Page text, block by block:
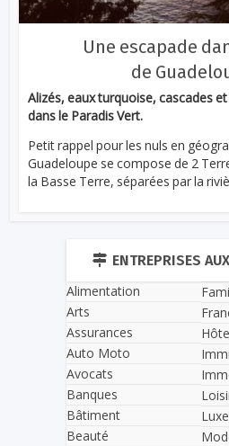
Une escapade
de
Alizés, eaux turquoise, cascades
dans le Paradis Vert.
Petit rappel pour les nuls en
Guadeloupe se compose de 2
la Basse Terre, séparées par la
ENTREPRISES
Alimentation
Arts
Assurances
Auto Moto
Avocats
Banques
Bâtiment
Beauté
Luxe